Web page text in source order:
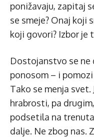
ponižavaju, zapitaj
se smeje? Onaj koji
koji govori? Izbor je
Dostojanstvo se ne
ponosom – i
Tako se menja
hrabrosti, pa
podsetila na
dalje. Ne zbog nas.